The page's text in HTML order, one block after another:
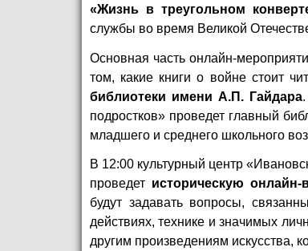
«Жизнь в треугольном
службы во время Великой
Основная часть онлайн-
том, какие книги о войне стоит
библиотеки имени А.П. Гайдара
подростков» проведет главный
младшего и среднего школьного
В 12:00 культурный центр
проведет историческую онлайн-
будут задавать вопросы,
действиях, технике и значимых
другим произведениям искусства,